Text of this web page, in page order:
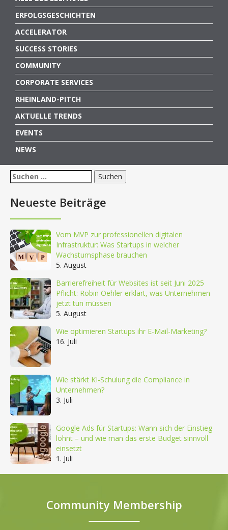
ERFOLGSGESCHICHTEN
ACCELERATOR
SUCCESS STORIES
COMMUNITY
CORPORATE SERVICES
RHEINLAND-PITCH
AKTUELLE TRENDS
EVENTS
NEWS
Suchen
nach:
Neueste Beiträge
Vom MVP zur professionellen digitalen
Infrastruktur: Was Startups in welcher
Wachstumsphase brauchen
5. August
Barrierefreiheit für Websites ist seit Juni 2025
Pflicht: Robin Oehler erklärt, was Unternehmen
jetzt tun müssen
5. August
Wie optimieren Startups ihr E-Mail-Marketing?
16. Juli
Wie stärkt KI-Schulung die Compliance in
Unternehmen?
3. Juli
Google Ads für Startups: Wann sich der Einstieg
lohnt – und wie man das erste Budget sinnvoll
einsetzt
1. Juli
Community Membership